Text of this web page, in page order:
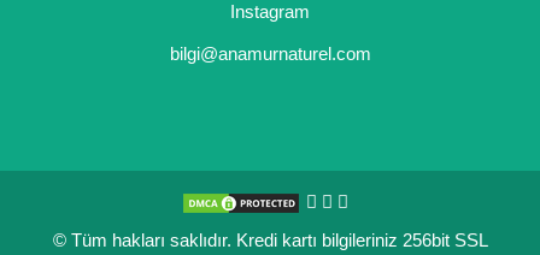
Instagram
bilgi@anamurnaturel.com
© Tüm hakları saklıdır. Kredi kartı bilgileriniz 256bit SSL